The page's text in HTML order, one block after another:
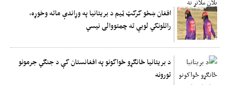
افغان ښځو کرکټ ټیم د بریتانیا په وړاندې ماته وخوړه،
راتلونکي لوبې ته چمتووالی نیسي
د بریتانیا ځانګړو ځواکونو په افغانستان کې د جنګي جرمونو
تورونه